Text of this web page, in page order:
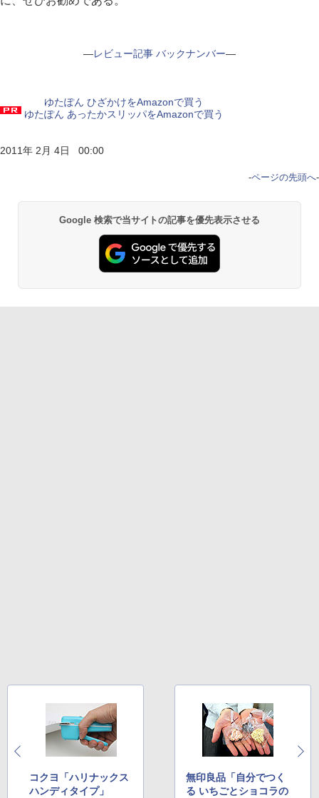
―レビュー記事 バックナンバー―
ゆたぽん ひざかけをAmazonで買う
ゆたぽん あったかスリッパをAmazonで買う
2011年 2月 4日 00:00
-ページの先頭へ-
Google 検索で当サイトの記事を優先表示させる
コクヨ「ハリナックス
ハンディタイプ」
無印良品「自分でつく
る いちごとショコラの